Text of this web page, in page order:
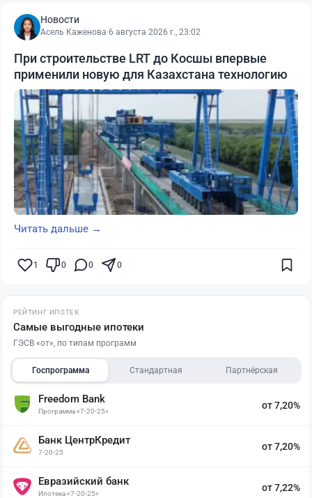
Новости
Асель Каженова·6 августа 2026 г., 23:02
При строительстве LRT до Косшы впервые
применили новую для Казахстана технологию
Читать дальше →
1 0 0 0
РЕЙТИНГ ИПОТЕК
Самые выгодные ипотеки
ГЭСВ «от», по типам программ
Госпрограмма Стандартная Партнёрская
Freedom Bank
Программа «7-20-25»
от 7,20%
Банк ЦентрКредит
7-20-25
от 7,20%
Евразийский банк
Ипотека «7-20-25»
от 7,22%